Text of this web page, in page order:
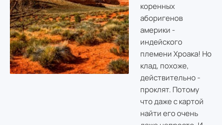
коренных
аборигенов
америки -
индейского
племени Хроака! Но
клад, похоже,
действительно -
проклят. Потому
что даже с картой
найти его очень